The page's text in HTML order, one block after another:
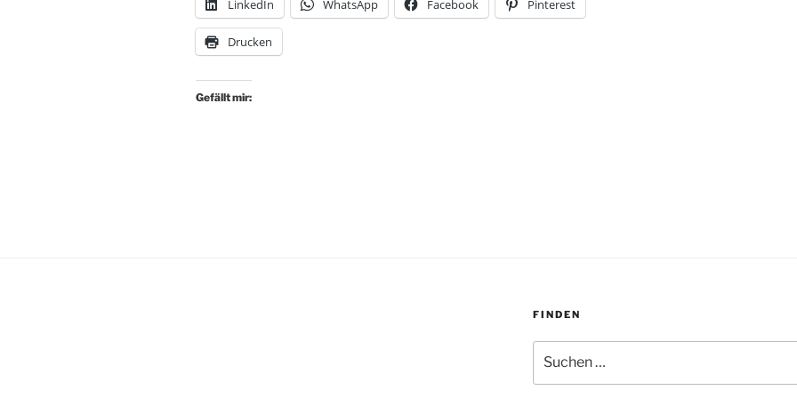
LinkedIn WhatsApp Facebook Pinterest
Drucken
Gefällt mir:
FINDEN
nach: